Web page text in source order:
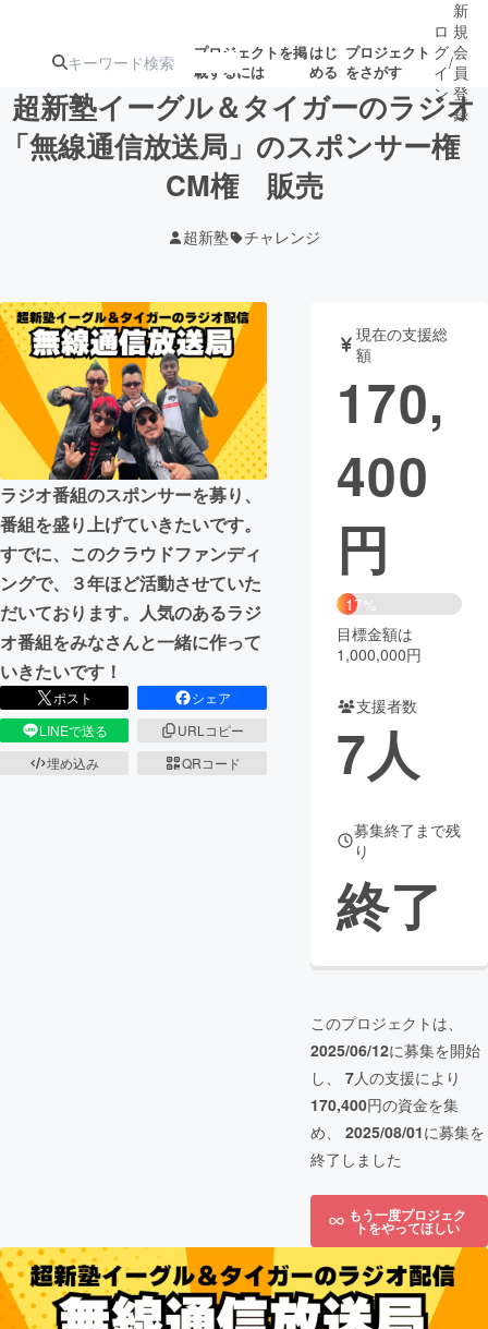
プロジェクトを掲
載するには
はじ
める
プロジェクト
をさがす
注目の新着プロ
募集終了が近いプ
テクノロジー・ガジェット
映像・映画 書籍・雑誌
ビジネス・起業 チャレンジ
まちづくり・地域活性化
CAMPFIRE for Social Good
CAMPFIRE Creation
CAMPFIREふるさと納税
コミュニティ
ロ
グ
イ
ン
/
新
規
会
員
登
録
超新塾イーグル＆タイガーのラジオ
「無線通信放送局」のスポンサー権
CM権 販売
超新塾 チャレンジ
ラジオ番組のスポンサーを募り、
番組を盛り上げていきたいです。
すでに、このクラウドファンディ
ングで、３年ほど活動させていた
だいております。人気のあるラジ
オ番組をみなさんと一緒に作って
いきたいです！
ポスト
シェア
LINEで送る
URLコピー
埋め込み
QRコード
現在の支援総
額
170,
400
円
17%
目標金額は
1,000,000円
支援者数
7人
募集終了まで残
り
終了
このプロジェクトは、
2025/06/12に募集を開始
し、 7人の支援により
170,400円の資金を集
め、 2025/08/01に募集を
終了しました
もう一度プロジェク
トをやってほしい